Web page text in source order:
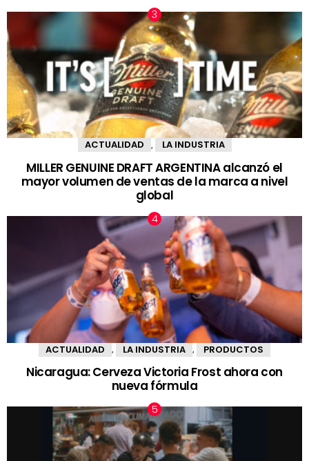
ACTUALIDAD LA INDUSTRIA
MILLER GENUINE DRAFT ARGENTINA alcanzó el
mayor volumen de ventas de la marca a nivel
global
ACTUALIDAD LA INDUSTRIA PRODUCTOS
Nicaragua: Cerveza Victoria Frost ahora con
nueva fórmula